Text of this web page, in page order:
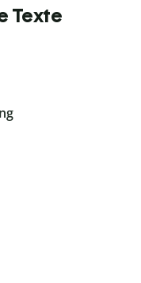
Texte